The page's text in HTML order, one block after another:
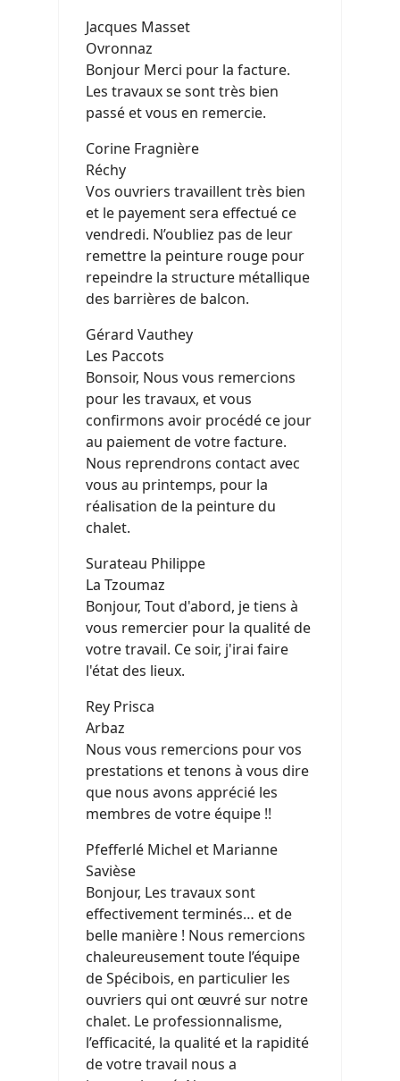
Jacques Masset
Ovronnaz
Bonjour Merci pour la facture.
Les travaux se sont très bien
passé et vous en remercie.
Corine Fragnière
Réchy
Vos ouvriers travaillent très bien
et le payement sera effectué ce
vendredi. N’oubliez pas de leur
remettre la peinture rouge pour
repeindre la structure métallique
des barrières de balcon.
Gérard Vauthey
Les Paccots
Bonsoir, Nous vous remercions
pour les travaux, et vous
confirmons avoir procédé ce jour
au paiement de votre facture.
Nous reprendrons contact avec
vous au printemps, pour la
réalisation de la peinture du
chalet.
Surateau Philippe
La Tzoumaz
Bonjour, Tout d'abord, je tiens à
vous remercier pour la qualité de
votre travail. Ce soir, j'irai faire
l'état des lieux.
Rey Prisca
Arbaz
Nous vous remercions pour vos
prestations et tenons à vous dire
que nous avons apprécié les
membres de votre équipe !!
Pfefferlé Michel et Marianne
Savièse
Bonjour, Les travaux sont
effectivement terminés… et de
belle manière ! Nous remercions
chaleureusement toute l’équipe
de Spécibois, en particulier les
ouvriers qui ont œuvré sur notre
chalet. Le professionnalisme,
l’efficacité, la qualité et la rapidité
de votre travail nous a